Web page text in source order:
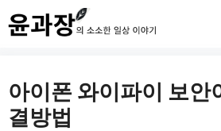
컨
텐
로
건
아이폰 와이파이 보안
결방법